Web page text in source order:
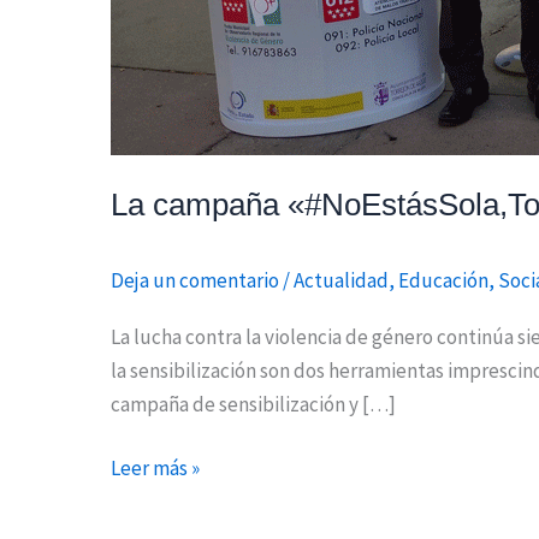
La campaña
Deja un comentario/Actualidad, Educación,
La lucha contra la violencia de género continúa
la sensibilización son dos herramientas
campaña de sensibilización y […]
Leer más »